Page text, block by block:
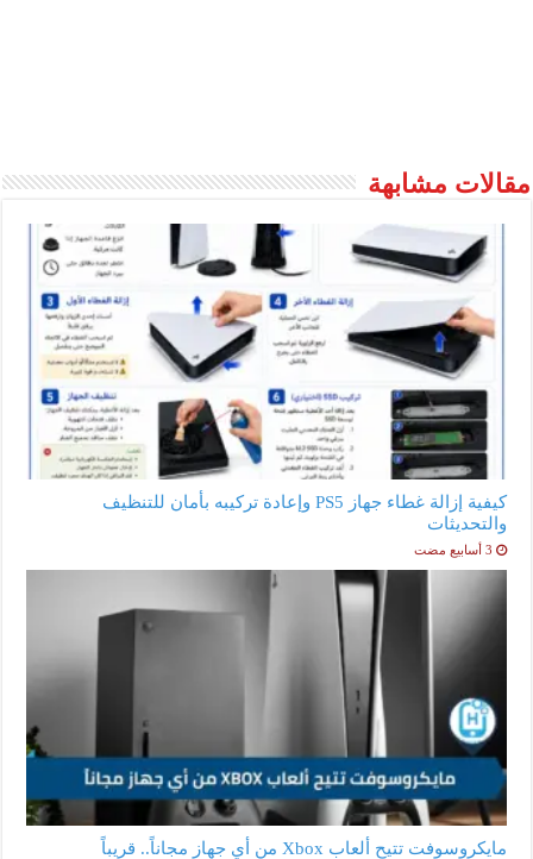
مقالات مشابهة
كيفية إزالة غطاء جهاز PS5 وإعادة تركيبه بأمان للتنظيف
والتحديثات
مايكروسوفت تتيح ألعاب Xbox من أي جهاز مجاناً.. قريباً